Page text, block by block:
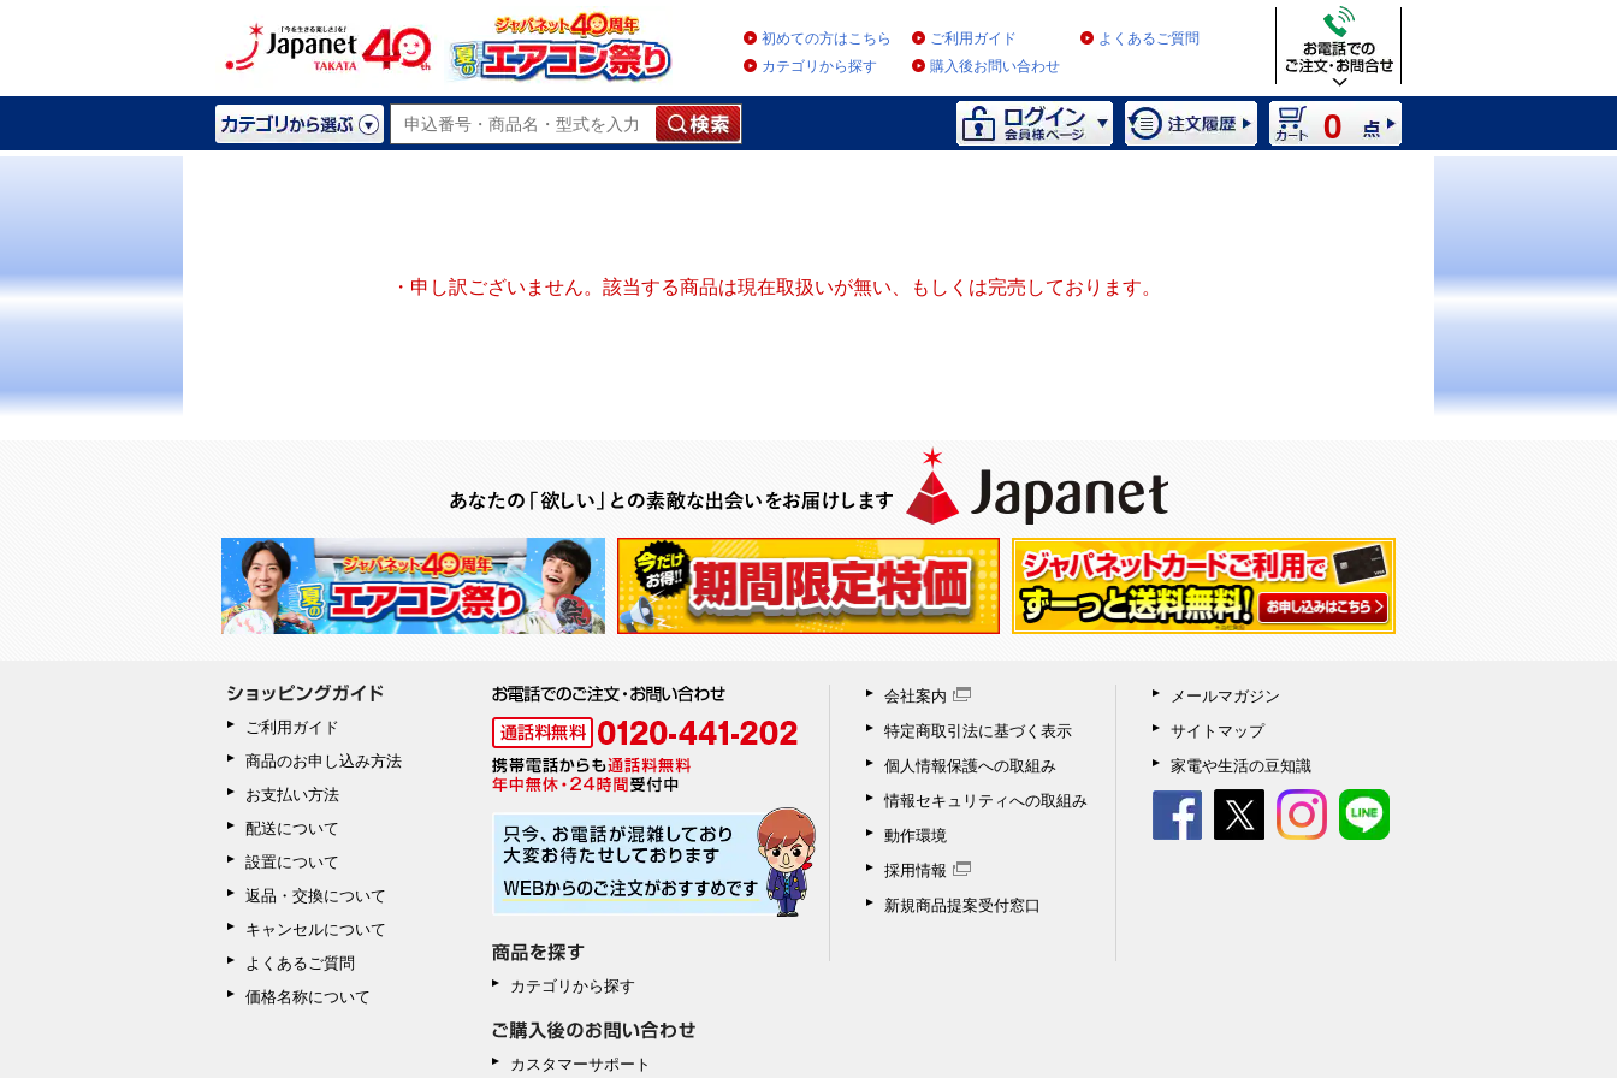
初めての方はこちら ご利用ガイド
よくあるご質問
カテゴリから探す
購入後お問い合わせ
0
・申し訳ございません。該当する商品は現在取扱いが無い、もしくは完売しております。
ご利用ガイド
商品のお申し込み方法
お支払い方法
配送について
設置について
返品・交換について
キャンセルについて
よくあるご質問
価格名称について
カテゴリから探す
カスタマーサポート
会社案内
特定商取引法に基づく表示
個人情報保護への取組み
情報セキュリティへの取組み
動作環境
採用情報
新規商品提案受付窓口
メールマガジン
サイトマップ
家電や生活の豆知識